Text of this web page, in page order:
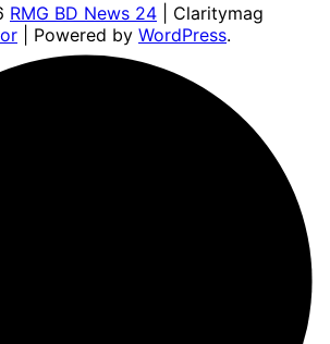
RMG BD News 24 | Claritymag
| Powered by WordPress.